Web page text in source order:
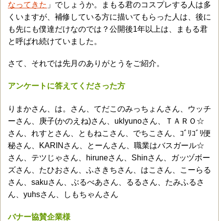
なってきた 」でしょうか。まもる君のコスプレする人は多
くいますが、補修している方に描いてもらった人は、後に
も先にも僕達だけなのでは？公開後1年以上は、まもる君
と呼ばれ続けていました。
さて、それでは先月のありがとうをご紹介。
アンケートに答えてくださった方
りまかさん、は。さん、てだこのみっちょんさん、ウッチ
ーさん、庚子(かのえね)さん、uklyunoさん、ＴＡＲＯ☆
さん、れすとさん、ともねこさん、でちこさん、ｺﾞﾘｺﾞﾘ便
秘さん、KARINさん、とーんさん、職業はバスガール☆
さん、テツじゃさん、hiruneさん、Shinさん、ガッヅボー
ズさん、たひおさん、ふさきちさん、はこさん、こーらる
さん、sakuさん、ぶるべあさん、るるさん、たみふるさ
ん、yuhsさん、しもちゃんさん
バナー協賛企業様